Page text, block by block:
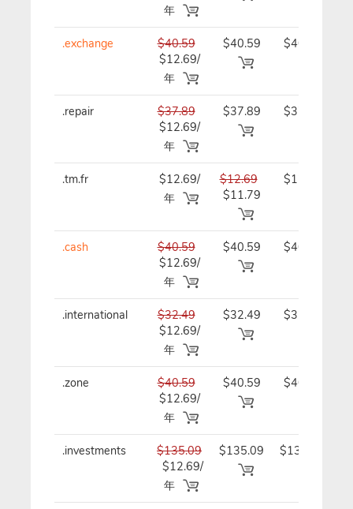
年
.exchange
$40.59
$12.69/
年
$40.59
$40.59/
.repair
$37.89
$12.69/
年
$37.89
$37.89/
.tm.fr
$12.69/
年
$12.69
$11.79
$12.69/
.cash
$40.59
$12.69/
年
$40.59
$40.59/
.international
$32.49
$12.69/
年
$32.49
$32.49/
.zone
$40.59
$12.69/
年
$40.59
$40.59/
.investments
$135.09
$12.69/
年
$135.09
$135.09/